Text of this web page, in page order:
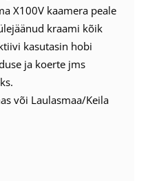
X100V kaamera peale
kraami kõik
kasutasin hobi
ja koerte jms
või Laulasmaa/Keila